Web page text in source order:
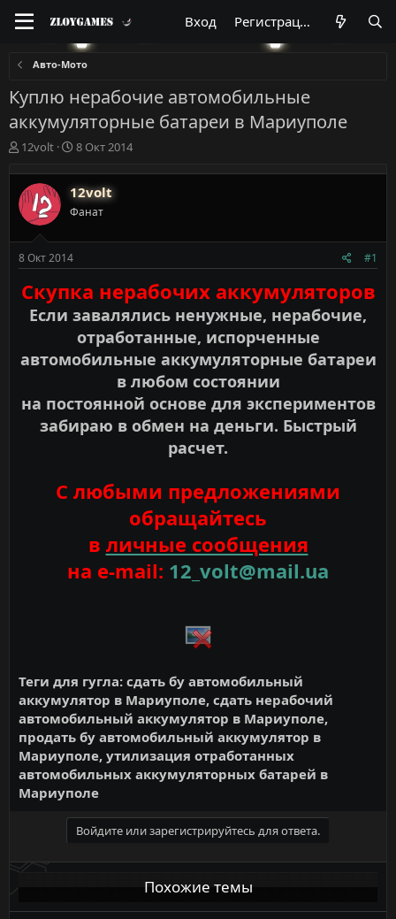
Вход Регистрация
Авто-Мото
Куплю нерабочие автомобильные
аккумуляторные батареи в Мариуполе
А
т
о
р
т
е
м
ы
12volt
Д
т
а
н
ч
л
а
8 Окт 2014
12volt
Фанат
8 Окт 2014 #1
Скупка нерабочих аккумуляторов
Если завалялись ненужные, нерабочие,
отработанные, испорченные
автомобильные аккумуляторные батареи
в любом состоянии
на постоянной основе для экспериментов
забираю в обмен на деньги. Быстрый
расчет.
С любыми предложениями
обращайтесь
в личные сообщения
на e-mail: 12_volt@mail.ua
Теги для гугла: сдать бу автомобильный
аккумулятор в Мариуполе, сдать нерабочий
автомобильный аккумулятор в Мариуполе,
продать бу автомобильный аккумулятор в
Мариуполе, утилизация отработанных
автомобильных аккумуляторных батарей в
Мариуполе
Войдите или зарегистрируйтесь для ответа.
Похожие темы